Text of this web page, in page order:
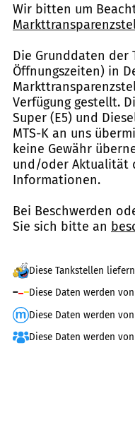
Wir bitten um
Die Grunddaten der
Öffnungszeiten) in
Verfügung gestellt.
Super (E5) und
MTS-K an uns
keine Gewähr
und/oder Aktualität
Informationen.
Bei Beschwerden
Sie sich bitte an
Diese Tankstellen
Diese Daten werden
Diese Daten werden
Diese Daten werden